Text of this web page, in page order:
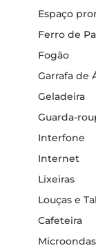
Espaço
Ferro de
Fogão
Garrafa de
Geladeira
Guarda-
Interfone
Internet
Lixeiras
Louças e
Cafeteira
Microondas